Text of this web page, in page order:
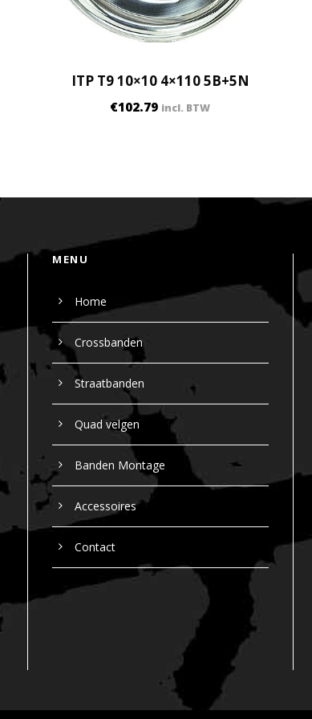
ITP T9 10×10 4×110 5B+5N
€102.79 incl. BTW
MENU
Home
Crossbanden
Straatbanden
Quad velgen
Banden Montage
Accessoires
Contact